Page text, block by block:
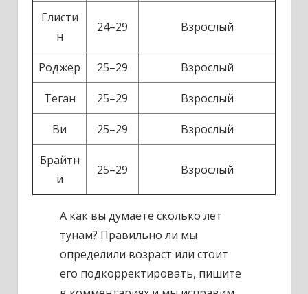
Глисти
н
24–29 Взрослый
Роджер 25–29 Взрослый
Теган 25–29 Взрослый
Ви 25–29 Взрослый
Брайтн
и
25–29 Взрослый
А как вы думаете сколько лет
тунам? Правильно ли мы
определили возраст или стоит
его подкорректировать, пишите